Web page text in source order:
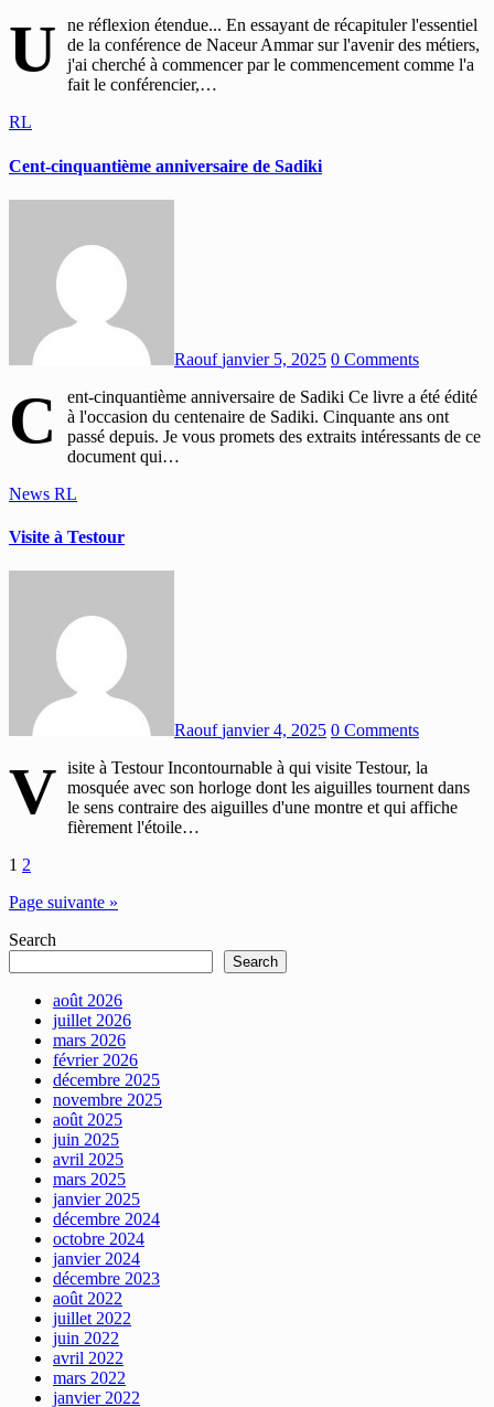
U
ne réflexion étendue... En essayant de récapituler l'essentiel
de la conférence de Naceur Ammar sur l'avenir des métiers,
j'ai cherché à commencer par le commencement comme l'a
fait le conférencier,…
RL
Cent-cinquantième anniversaire de Sadiki
Raoufjanvier 5, 2025 0 Comments
C
ent-cinquantième anniversaire de Sadiki Ce livre a été édité
à l'occasion du centenaire de Sadiki. Cinquante ans ont
passé depuis. Je vous promets des extraits intéressants de ce
document qui…
News RL
Visite à Testour
Raoufjanvier 4, 2025 0 Comments
V isite à Testour Incontournable à qui visite Testour, la
mosquée avec son horloge dont les aiguilles tournent dans
le sens contraire des aiguilles d'une montre et qui affiche
fièrement l'étoile…
Pagination
des
publications
1 2
Page suivante »
Search
Search
août 2026
juillet 2026
mars 2026
février 2026
décembre 2025
novembre 2025
août 2025
juin 2025
avril 2025
mars 2025
janvier 2025
décembre 2024
octobre 2024
janvier 2024
décembre 2023
août 2022
juillet 2022
juin 2022
avril 2022
mars 2022
janvier 2022